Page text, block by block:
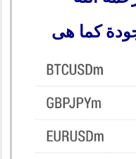
كما هى